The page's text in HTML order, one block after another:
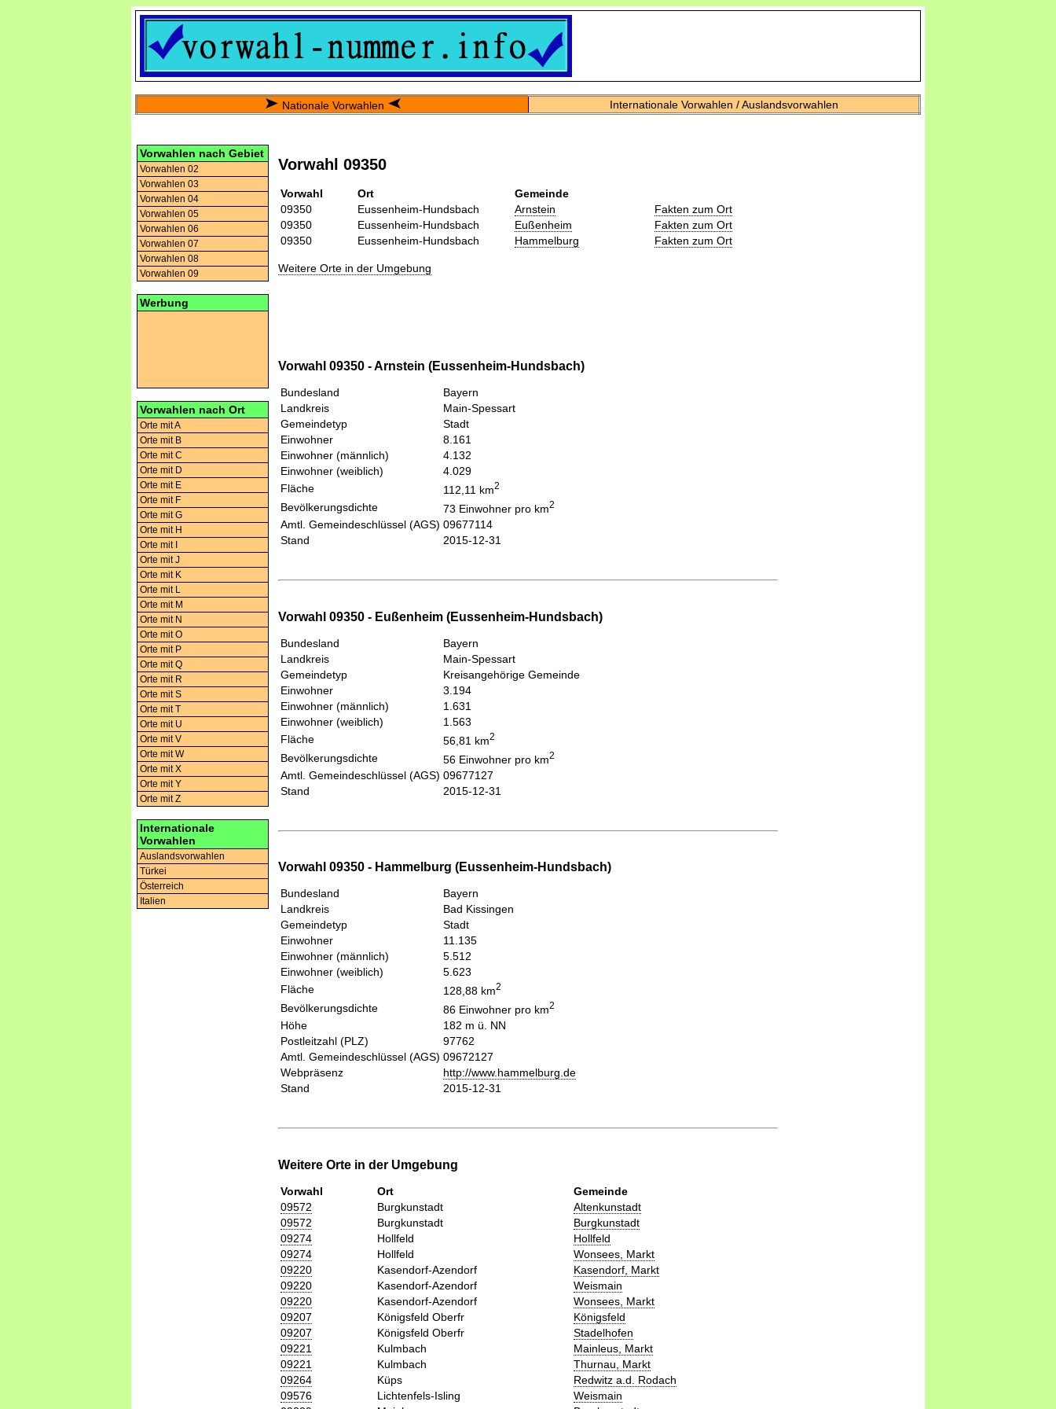
Nationale Vorwahlen Internationale Vorwahlen / Auslandsvorwahlen
Vorwahlen nach Gebiet
Vorwahlen 02
Vorwahlen 03
Vorwahlen 04
Vorwahlen 05
Vorwahlen 06
Vorwahlen 07
Vorwahlen 08
Vorwahlen 09
Werbung
Vorwahlen nach Ort
Orte mit A
Orte mit B
Orte mit C
Orte mit D
Orte mit E
Orte mit F
Orte mit G
Orte mit H
Orte mit I
Orte mit J
Orte mit K
Orte mit L
Orte mit M
Orte mit N
Orte mit O
Orte mit P
Orte mit Q
Orte mit R
Orte mit S
Orte mit T
Orte mit U
Orte mit V
Orte mit W
Orte mit X
Orte mit Y
Orte mit Z
Internationale
Vorwahlen
Auslandsvorwahlen
Türkei
Österreich
Italien
Vorwahl 09350
Vorwahl Ort
Gemeinde
09350
Eussenheim-Hundsbach Arnstein
Fakten zum Ort
09350
Eussenheim-Hundsbach Eußenheim
Fakten zum Ort
09350
Eussenheim-Hundsbach Hammelburg Fakten zum Ort
Weitere Orte in der Umgebung
Vorwahl 09350 - Arnstein (Eussenheim-Hundsbach)
Bundesland
Bayern
Landkreis
Main-Spessart
Gemeindetyp
Stadt
Einwohner
8.161
Einwohner (männlich)
4.132
Einwohner (weiblich)
4.029
Fläche
112,11 km2
Bevölkerungsdichte 73 Einwohner pro km2
Amtl. Gemeindeschlüssel (AGS) 09677114
Stand
2015-12-31
Vorwahl 09350 - Eußenheim (Eussenheim-Hundsbach)
Bundesland
Bayern
Landkreis
Main-Spessart
Gemeindetyp
Kreisangehörige Gemeinde
Einwohner
3.194
Einwohner (männlich)
1.631
Einwohner (weiblich)
1.563
Fläche
56,81 km2
Bevölkerungsdichte 56 Einwohner pro km2
Amtl. Gemeindeschlüssel (AGS) 09677127
Stand
2015-12-31
Vorwahl 09350 - Hammelburg (Eussenheim-Hundsbach)
Bundesland
Bayern
Landkreis
Bad Kissingen
Gemeindetyp
Stadt
Einwohner
11.135
Einwohner (männlich)
5.512
Einwohner (weiblich)
5.623
Fläche
128,88 km2
Bevölkerungsdichte 86 Einwohner pro km2
Höhe
182 m ü. NN
Postleitzahl (PLZ)
97762
Amtl. Gemeindeschlüssel (AGS) 09672127
Webpräsenz
http://www.hammelburg.de
Stand
2015-12-31
Weitere Orte in der Umgebung
Vorwahl Ort
Gemeinde
09572
Burgkunstadt
Altenkunstadt
09572
Burgkunstadt
Burgkunstadt
09274
Hollfeld
Hollfeld
09274
Hollfeld
Wonsees, Markt
09220
Kasendorf-Azendorf
Kasendorf, Markt
09220
Kasendorf-Azendorf
Weismain
09220
Kasendorf-Azendorf
Wonsees, Markt
09207
Königsfeld Oberfr
Königsfeld
09207
Königsfeld Oberfr
Stadelhofen
09221
Kulmbach
Mainleus, Markt
09221
Kulmbach
Thurnau, Markt
09264
Küps
Redwitz a.d. Rodach
09576
Lichtenfels-Isling
Weismain